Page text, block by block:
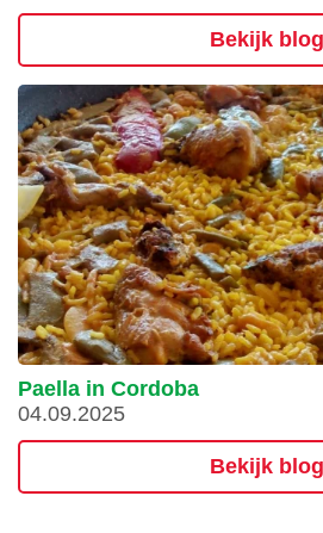
Bekijk blog
Paella in Cordoba
04.09.2025
Bekijk blog